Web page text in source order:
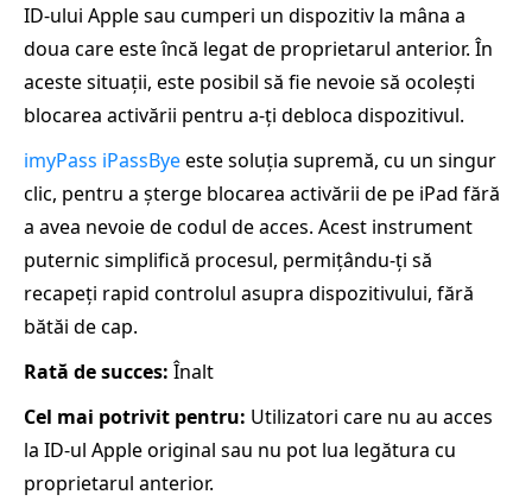
ID‑ului Apple sau cumperi un dispozitiv la mâna a
doua care este încă legat de proprietarul anterior. În
aceste situații, este posibil să fie nevoie să ocolești
blocarea activării pentru a‑ți debloca dispozitivul.
imyPass iPassByeeste soluția supremă, cu un singur
clic, pentru a șterge blocarea activării de pe iPad fără
a avea nevoie de codul de acces. Acest instrument
puternic simplifică procesul, permițându‑ți să
recapeți rapid controlul asupra dispozitivului, fără
bătăi de cap.
Rată de succes: Înalt
Cel mai potrivit pentru: Utilizatori care nu au acces
la ID‑ul Apple original sau nu pot lua legătura cu
proprietarul anterior.